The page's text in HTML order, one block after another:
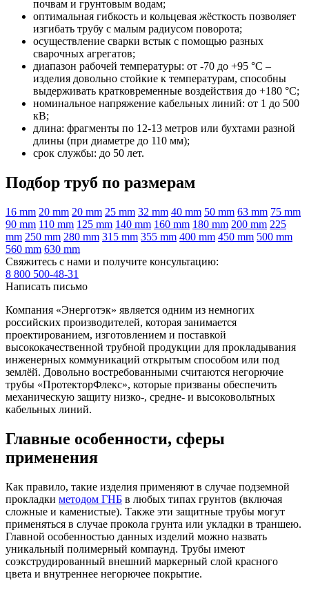
почвам и грунтовым водам;
оптимальная гибкость и кольцевая жёсткость позволяет
изгибать трубу с малым радиусом поворота;
осуществление сварки встык с помощью разных
сварочных агрегатов;
диапазон рабочей температуры: от -70 до +95 °С –
изделия довольно стойкие к температурам, способны
выдерживать кратковременные воздействия до +180 °С;
номинальное напряжение кабельных линий: от 1 до 500
кВ;
длина: фрагменты по 12-13 метров или бухтами разной
длины (при диаметре до 110 мм);
срок службы: до 50 лет.
Подбор труб по размерам
16 mm 20 mm 20 mm 25 mm 32 mm 40 mm 50 mm 63 mm 75 mm
90 mm 110 mm 125 mm 140 mm 160 mm 180 mm 200 mm 225
mm 250 mm 280 mm 315 mm 355 mm 400 mm 450 mm 500 mm
560 mm 630 mm
Свяжитесь с нами и получите консультацию:
8 800 500-48-31
Написать письмо
Компания «Энерготэк» является одним из немногих
российских производителей, которая занимается
проектированием, изготовлением и поставкой
высококачественной трубной продукции для прокладывания
инженерных коммуникаций открытым способом или под
землёй. Довольно востребованными считаются негорючие
трубы «ПротекторФлекс», которые призваны обеспечить
механическую защиту низко-, средне- и высоковольтных
кабельных линий.
Главные особенности, сферы
применения
Как правило, такие изделия применяют в случае подземной
прокладки методом ГНБ в любых типах грунтов (включая
сложные и каменистые). Также эти защитные трубы могут
применяться в случае прокола грунта или укладки в траншею.
Главной особенностью данных изделий можно назвать
уникальный полимерный компаунд. Трубы имеют
соэкструдированный внешний маркерный слой красного
цвета и внутреннее негорючее покрытие.